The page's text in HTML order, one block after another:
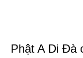
Phật A Di Đà